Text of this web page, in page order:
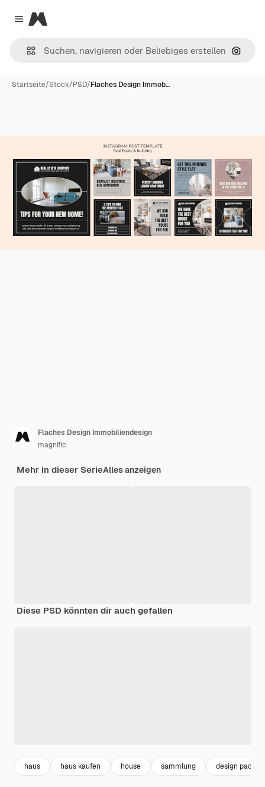
Close menu
Magnific
Nach
Startseite/Stock/PSD/Flaches Design Immob…
Flaches Design Immobiliendesign
magnific
Mehr in dieser SerieAlles anzeigen
Diese PSD könnten dir auch gefallen
haus haus kaufen house sammlung design pack